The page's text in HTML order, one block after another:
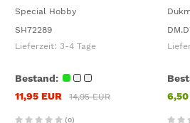
Special Hobby
SH72289
Lieferzeit: 3-4 Tage
Bestand:
11,95 EUR
14,95 EUR
(0)
6,50